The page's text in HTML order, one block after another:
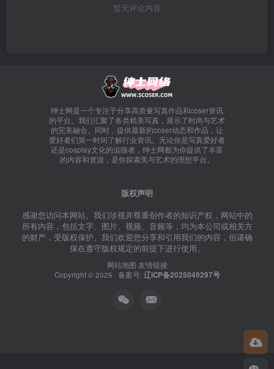
暂无评论内容
绅士网是一个专注于分享高质量写真作品和coser资讯
的平台。我们汇聚了各类精美写真，展示了时尚与艺术
的完美融合。同时，提供最新的coser动态和作品，让
爱好者们第一时间了解行业资讯。无论你是写真爱好者
还是cosplay文化的追随者，绅士网都为你提供了丰富
的内容和资源，是你探索美与艺术的理想平台。
版权声明
感谢您访问本网站。我们珍视并尊重创作者的知识产权，网站中的
所有内容，包括文字、图片、视频、音频等，均为本公司或相关方
的财产，受版权保护。我们欢迎您分享和引用我们的内容，但请确
保在遵守版权规定的前提下进行使用。
网站地图 友情链接
Copyright © 2025 · 备案号: 辽ICP备2025049297号